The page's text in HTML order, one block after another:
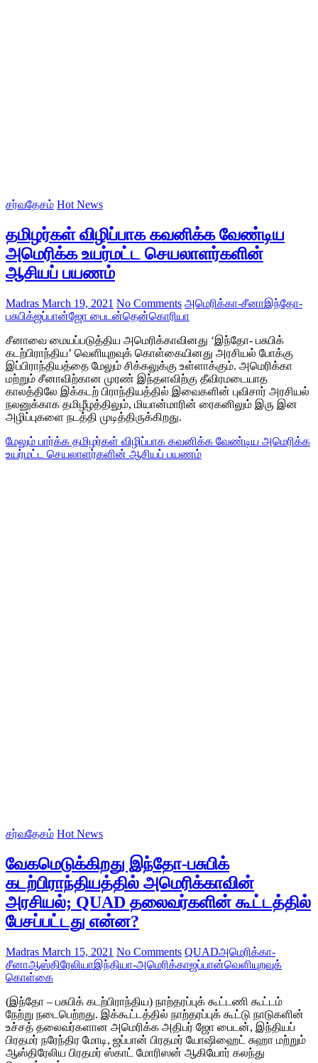
சர்வதேசம் Hot News
தமிழர்கள் விழிப்பாக கவனிக்க வேண்டிய
அமெரிக்க உயர்மட்ட செயலாளர்களின்
ஆசியப் பயணம்
Madras March 19, 2021 No Comments அமெரிக்கா-சீனாஇந்தோ-
பசுபிக்ஜப்பான்ஜோ பைடன்தென்கொரியா
சீனாவை மையப்படுத்திய அமெரிக்காவினது ‘இந்தோ- பசுபிக்
கடற்பிராந்திய’ வெளியுறவுக் கொள்கையினது அரசியல் போக்கு
இப்பிராந்தியத்தை மேலும் சிக்கலுக்கு உள்ளாக்கும். அமெரிக்கா
மற்றும் சீனாவிற்கான முரண் இந்தளவிற்கு தீவிரமடையாத
காலத்திலே இக்கடற் பிராந்தியத்தில் இவைகளின் புவிசார் அரசியல்
நலனுக்காக தமிழீழத்திலும், மியான்மாரின் ரைகனிலும் இரு இன
அழிப்புகளை நடத்தி முடித்திருக்கிறது.
மேலும் பார்க்க தமிழர்கள் விழிப்பாக கவனிக்க வேண்டிய அமெரிக்க
உயர்மட்ட செயலாளர்களின் ஆசியப் பயணம்
சர்வதேசம் Hot News
வேகமெடுக்கிறது இந்தோ-பசுபிக்
கடற்பிராந்தியத்தில் அமெரிக்காவின்
அரசியல்; QUAD தலைவர்களின் கூட்டத்தில்
பேசப்பட்டது என்ன?
Madras March 15, 2021 No Comments QUADஅமெரிக்கா-
சீனாஆஸ்திரேலியாஇந்தியா-அமெரிக்காஜப்பான்வெளியுறவுக்
கொள்கை
(இந்தோ – பசுபிக் கடற்பிராந்திய) நாற்தரப்புக் கூட்டணி கூட்டம்
நேற்று நடைபெற்றது. இக்கூட்டத்தில் நாற்தரப்புக் கூட்டு நாடுகளின்
உச்சத் தலைவர்களான அமெரிக்க அதிபர் ஜோ பைடன், இந்தியப்
பிரதமர் நரேந்திர மோடி, ஜப்பான் பிரதமர் யோஷிஹைட் சுஹா மற்றும்
ஆஸ்திரேலிய பிரதமர் ஸ்காட் மோரிஸன் ஆகியோர் கலந்து